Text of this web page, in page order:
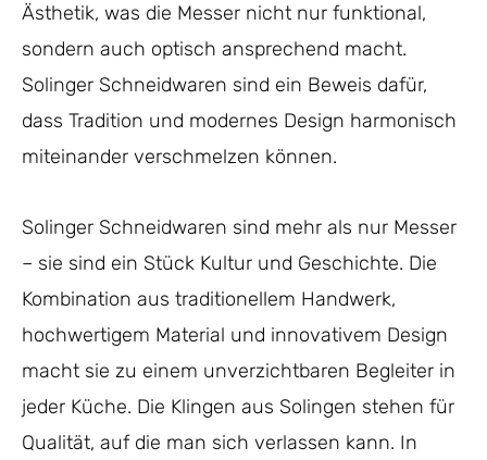
Ästhetik, was die Messer nicht nur funktional,
sondern auch optisch ansprechend macht.
Solinger Schneidwaren sind ein Beweis dafür,
dass Tradition und modernes Design harmonisch
miteinander verschmelzen können.
Solinger Schneidwaren sind mehr als nur Messer
– sie sind ein Stück Kultur und Geschichte. Die
Kombination aus traditionellem Handwerk,
hochwertigem Material und innovativem Design
macht sie zu einem unverzichtbaren Begleiter in
jeder Küche. Die Klingen aus Solingen stehen für
Qualität, auf die man sich verlassen kann. In